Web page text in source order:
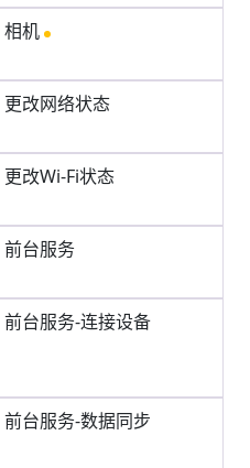
相机
更改网络状态
更改Wi-Fi状态
前台服务
前台服务-连接设备
前台服务-数据同步